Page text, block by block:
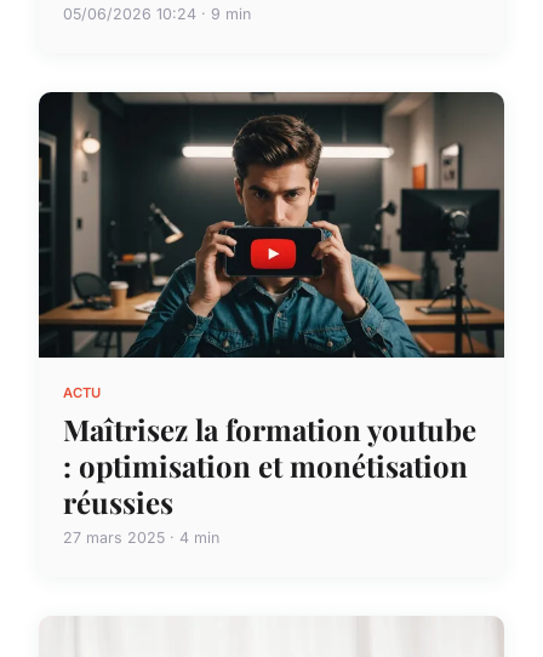
05/06/2026 10:24 · 9 min
ACTU
Maîtrisez la formation youtube
: optimisation et monétisation
réussies
27 mars 2025 · 4 min